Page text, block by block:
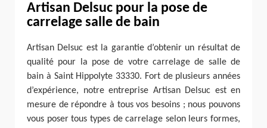
Artisan Delsuc pour la pose de
carrelage salle de bain
Artisan Delsuc est la garantie d’obtenir un résultat de
qualité pour la pose de votre carrelage de salle de
bain à Saint Hippolyte 33330. Fort de plusieurs années
d’expérience, notre entreprise Artisan Delsuc est en
mesure de répondre à tous vos besoins ; nous pouvons
vous poser tous types de carrelage selon leurs formes,